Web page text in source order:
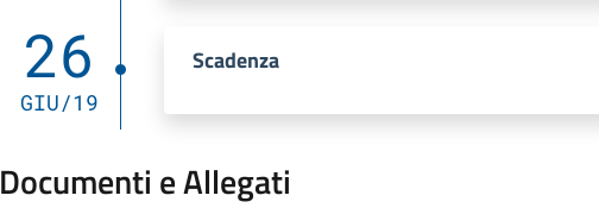
26
GIU/19
Scadenza
Documenti e Allegati